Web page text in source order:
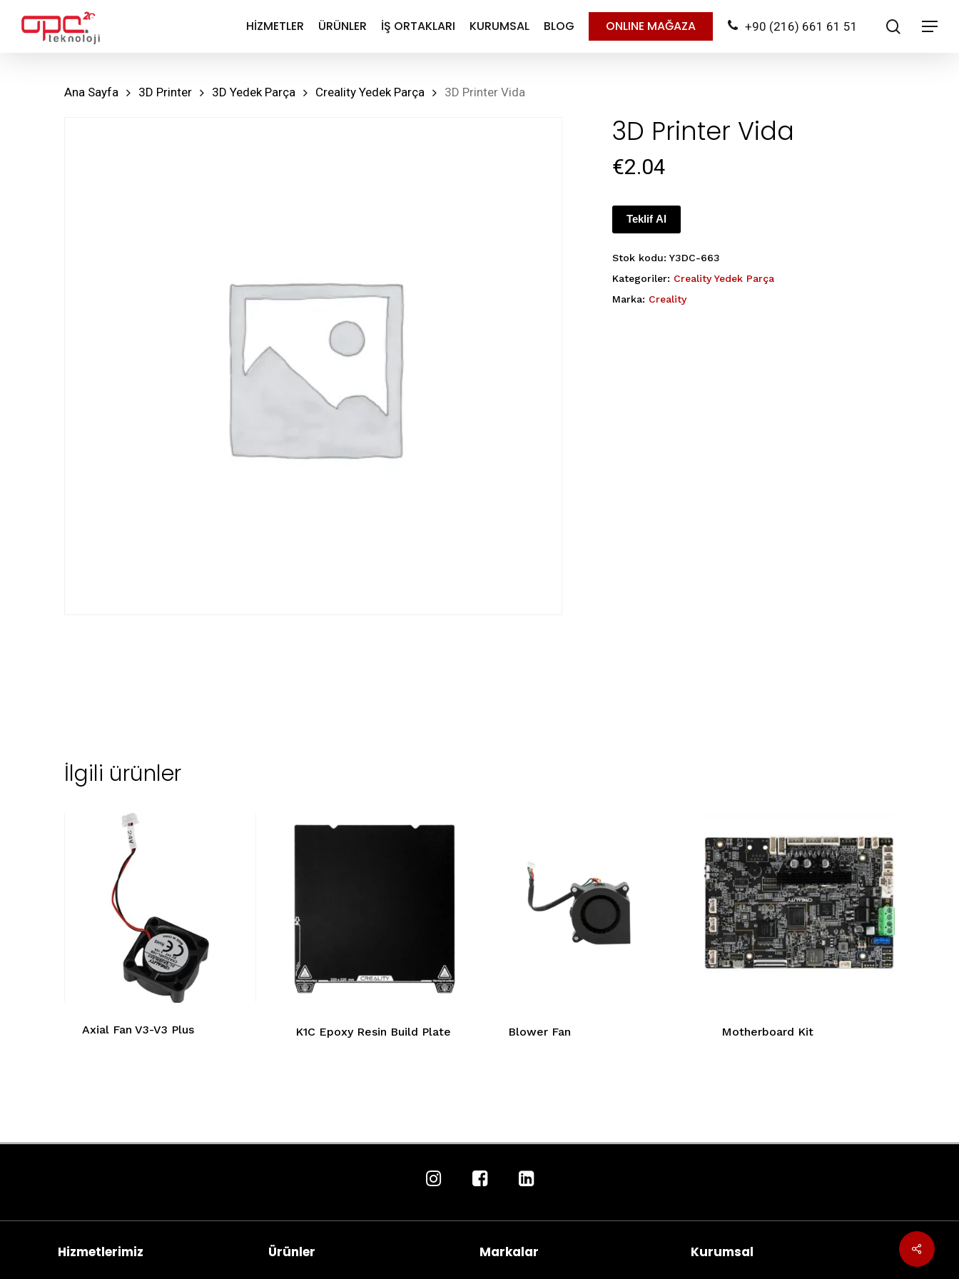
HIZMETLER ÜRÜNLER İŞ ORTAKLARI KURUMSAL BLOG ONLINE MAĞAZA +90 (216) 661 61 51 search
Menu
Ana Sayfa 3D Printer 3D Yedek Parça Creality Yedek Parça 3D Printer Vida
3D Printer Vida
€2.04
Teklif Al
Stok kodu:Y3DC-663
Kategoriler: Creality Yedek Parça
Marka: Creality
İlgili ürünler
Axial Fan V3-V3 Plus K1C Epoxy Resin Build Plate Blower Fan Motherboard Kit
Hizmetlerimiz Ürünler Markalar Kurumsal